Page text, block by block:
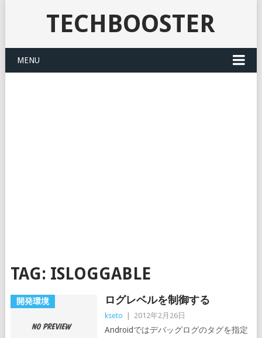
TECHBOOSTER
MENU
TAG: ISLOGGABLE
開発環境 ログレベルを制御する
kseto 2012年2月26日
Androidではデバッグログのタグを指定